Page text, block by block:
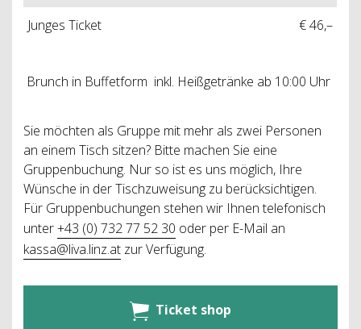
Junges Ticket
€ 46,–
Brunch in Buffetform inkl. Heißgetränke ab 10:00 Uhr
Sie möchten als Gruppe mit mehr als zwei Personen
an einem Tisch sitzen? Bitte machen Sie eine
Gruppenbuchung. Nur so ist es uns möglich, Ihre
Wünsche in der Tischzuweisung zu berücksichtigen.
Für Gruppenbuchungen stehen wir Ihnen telefonisch
unter+43 (0) 732 77 52 30 oder per E-Mail an
kassa@liva.linz.at zur Verfügung.
Ticket shop